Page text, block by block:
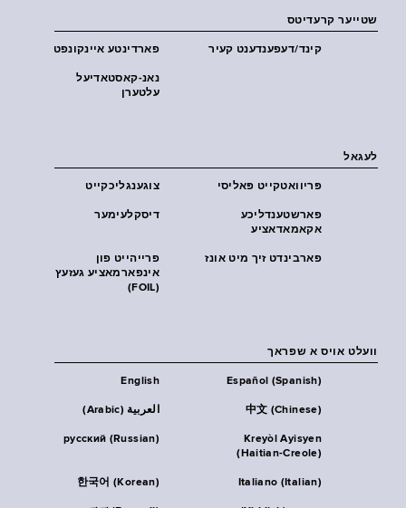
שטייער קרעדיטס
פארדינטע איינקונפט קינד/דעפענדענט קעיר
נאנ-קאסטאדיעל
עלטערן
לעגאל
צוגענגליכקייט פּריוואטקייט פּאליסי
דיסקלעימער
פארשטענדליכע
אקאמאדאציע
פרייהייט פון
אינפארמאציע געזעץ
(FOIL)
פארבינדט זיך מיט אונז
וועלט אויס א שפראך
English Español (Spanish)
العربية (Arabic) 中文 (Chinese)
русский (Russian)
Kreyòl Ayisyen
(Haitian-Creole)
한국어 (Korean) Italiano (Italian)